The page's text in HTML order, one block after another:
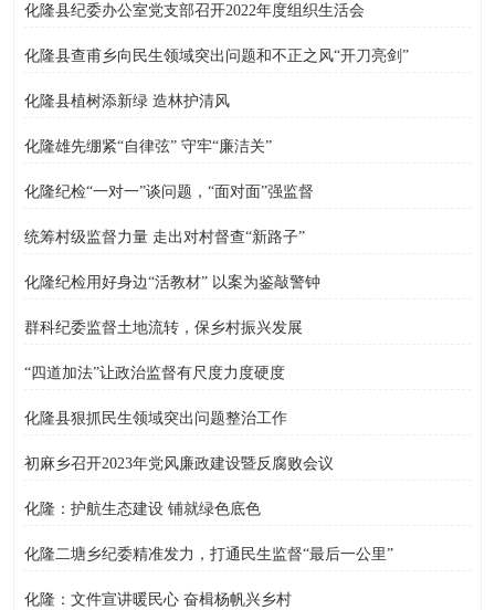
化隆县纪委办公室党支部召开2022年度组织生活会
化隆县查甫乡向民生领域突出问题和不正之风“开刀亮剑”
化隆县植树添新绿 造林护清风
化隆雄先绷紧“自律弦” 守牢“廉洁关”
化隆纪检“一对一”谈问题，“面对面”强监督
统筹村级监督力量 走出对村督查“新路子”
化隆纪检用好身边“活教材” 以案为鉴敲警钟
群科纪委监督土地流转，保乡村振兴发展
“四道加法”让政治监督有尺度力度硬度
化隆县狠抓民生领域突出问题整治工作
初麻乡召开2023年党风廉政建设暨反腐败会议
化隆：护航生态建设 铺就绿色底色
化隆二塘乡纪委精准发力，打通民生监督“最后一公里”
化隆：文件宣讲暖民心 奋楫杨帆兴乡村